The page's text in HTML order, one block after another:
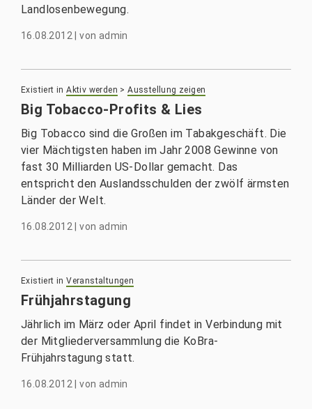
Landlosenbewegung.
16.08.2012|von admin
Existiert in Aktiv werden >Ausstellung zeigen
Big Tobacco-Profits & Lies
Big Tobacco sind die Großen im Tabakgeschäft. Die
vier Mächtigsten haben im Jahr 2008 Gewinne von
fast 30 Milliarden US-Dollar gemacht. Das
entspricht den Auslandsschulden der zwölf ärmsten
Länder der Welt.
16.08.2012|von admin
Existiert in Veranstaltungen
Frühjahrstagung
Jährlich im März oder April findet in Verbindung mit
der Mitgliederversammlung die KoBra-
Frühjahrstagung statt.
16.08.2012|von admin